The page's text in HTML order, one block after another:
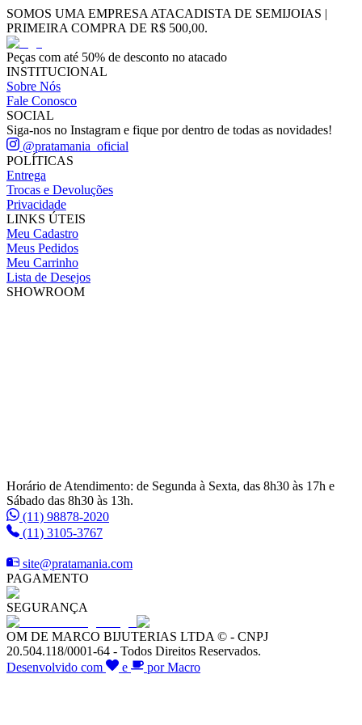
SOMOS UMA EMPRESA ATACADISTA DE SEMIJOIAS |
PRIMEIRA COMPRA DE R$ 500,00.
Peças com até 50% de desconto no atacado
INSTITUCIONAL
Sobre Nós
Fale Conosco
SOCIAL
Siga-nos no Instagram e fique por dentro de todas as novidades!
@pratamania_oficial
POLÍTICAS
Entrega
Trocas e Devoluções
Privacidade
LINKS ÚTEIS
Meu Cadastro
Meus Pedidos
Meu Carrinho
Lista de Desejos
SHOWROOM
Horário de Atendimento: de Segunda à Sexta, das 8h30 às 17h e
Sábado das 8h30 às 13h.
(11) 98878-2020
(11) 3105-3767
site@pratamania.com
PAGAMENTO
SEGURANÇA
OM DE MARCO BIJUTERIAS LTDA © - CNPJ
20.504.118/0001-64 - Todos Direitos Reservados.
Desenvolvido com
e por Macro